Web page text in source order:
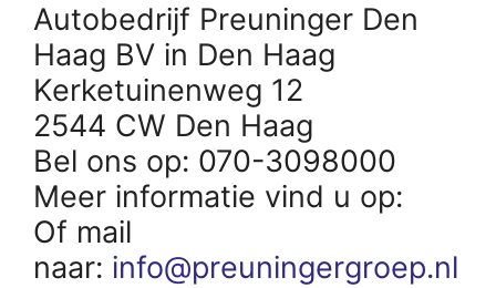
Autobedrijf Preuninger Den
Haag BV in Den Haag
Kerketuinenweg 12
2544 CW Den Haag
Bel ons op: 070-3098000
Meer informatie vind u op:
Of mail
naar: info@preuningergroep.nl